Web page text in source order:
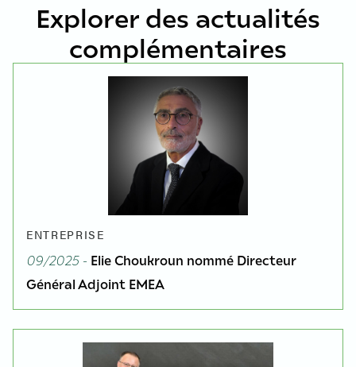
Explorer des actualités
complémentaires
ENTREPRISE
09/2025 - Elie Choukroun nommé Directeur
Général Adjoint EMEA